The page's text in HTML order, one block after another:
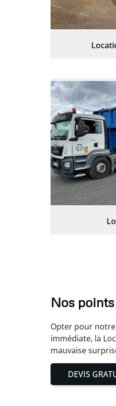
Nos
Opter pour notre
immédiate, la
mauvaise
DEVIS